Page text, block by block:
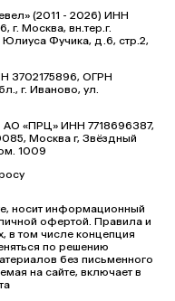
(2011 - 2026) ИНН
г. Москва, вн.тер.г.
Фучика, д.6, стр.2,
3702175896, ОГРН
г. Иваново, ул.
АО «ПРЦ» ИНН 7718696387,
Москва г, Звёздный
1009
носит информационный
офертой. Правила и
в том числе концепция
по решению
без письменного
на сайте, включает в